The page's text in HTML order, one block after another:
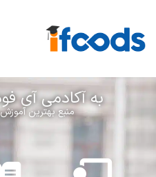
به آکادمی آی
منبع بهترین